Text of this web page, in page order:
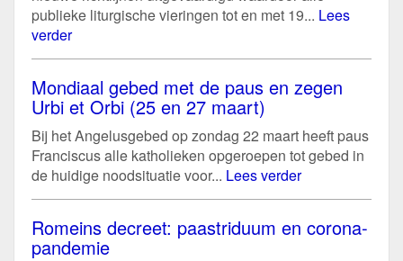
publieke liturgische vieringen tot en met 19... Lees
verder
Mondiaal gebed met de paus en zegen
Urbi et Orbi (25 en 27 maart)
Bij het Angelusgebed op zondag 22 maart heeft paus
Franciscus alle katholieken opgeroepen tot gebed in
de huidige noodsituatie voor... Lees verder
Romeins decreet: paastriduum en corona-
pandemie